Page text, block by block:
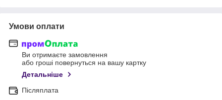
Умови оплати
Ви отримаєте замовлення
або гроші повернуться на вашу картку
Детальніше
Післяплата